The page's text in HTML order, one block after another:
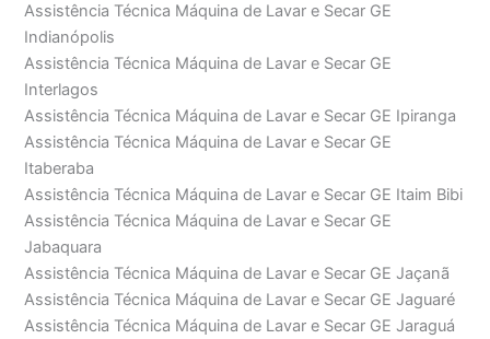
Assistência Técnica Máquina de Lavar e Secar GE
Indianópolis
Assistência Técnica Máquina de Lavar e Secar GE
Interlagos
Assistência Técnica Máquina de Lavar e Secar GE Ipiranga
Assistência Técnica Máquina de Lavar e Secar GE
Itaberaba
Assistência Técnica Máquina de Lavar e Secar GE Itaim Bibi
Assistência Técnica Máquina de Lavar e Secar GE
Jabaquara
Assistência Técnica Máquina de Lavar e Secar GE Jaçanã
Assistência Técnica Máquina de Lavar e Secar GE Jaguaré
Assistência Técnica Máquina de Lavar e Secar GE Jaraguá